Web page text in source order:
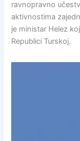
ravnopravno
aktivnostima
je ministar Helez
Republici Turskoj.